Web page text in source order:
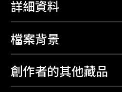
詳細資料
檔案背景
創作者的其他藏品